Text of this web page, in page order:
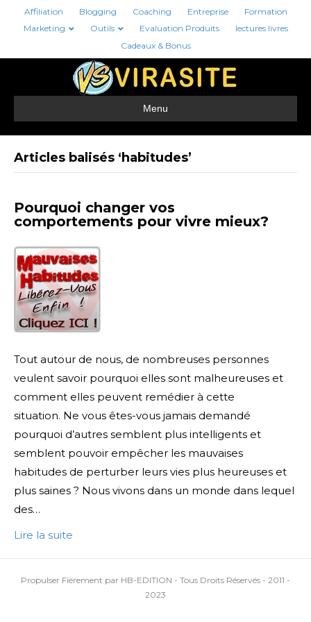
Affiliation Blogging Coaching Entreprise
Formation
Marketing
Outils Evaluation Produits
lectures livres
Cadeaux & Bonus
Menu
Articles balisés ‘habitudes’
Pourquoi changer vos
comportements pour vivre mieux?
Tout autour de nous, de nombreuses personnes
veulent savoir pourquoi elles sont malheureuses et
comment elles peuvent remédier à cette
situation. Ne vous êtes-vous jamais demandé
pourquoi d’autres semblent plus intelligents et
semblent pouvoir empêcher les mauvaises
habitudes de perturber leurs vies plus heureuses et
plus saines ? Nous vivons dans un monde dans lequel
des…
Lire la suite
Propulser Fièrement par HB-EDITION - Tous Droits Réservés - 2011 -
2023